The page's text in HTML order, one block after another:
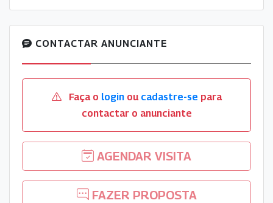
CONTACTAR ANUNCIANTE
Faça o loginou cadastre-se para
contactar o anunciante
AGENDAR VISITA
FAZER PROPOSTA